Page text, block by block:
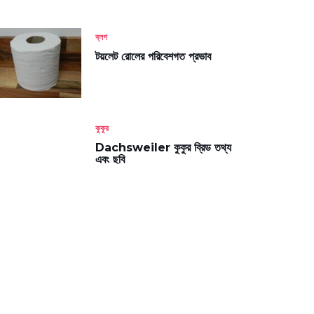
ব্লগ
টয়লেট রোলের পরিবেশগত প্রভাব
কুকুর
Dachsweiler কুকুর ব্রিড তথ্য
এবং ছবি